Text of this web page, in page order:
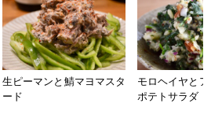
生ピーマンと鯖マヨマスタ
ード
モロヘイヤと
ポテトサラダ